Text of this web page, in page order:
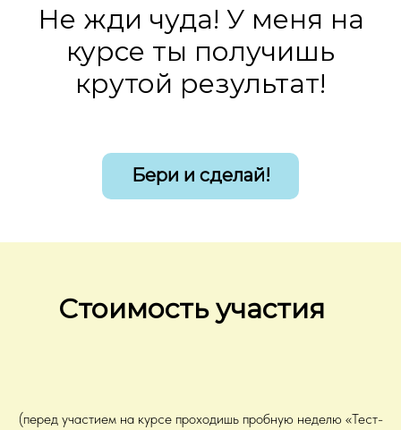
Не жди чуда! У меня на
курсе ты получишь
крутой результат!
Бери и сделай!
Стоимость участия
(перед участием на курсе проходишь пробную неделю «Тест-